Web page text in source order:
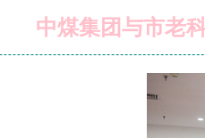
中煤集团与市老